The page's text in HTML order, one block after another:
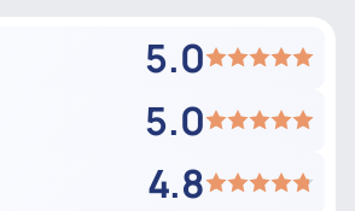
5.0
5.0
4.8